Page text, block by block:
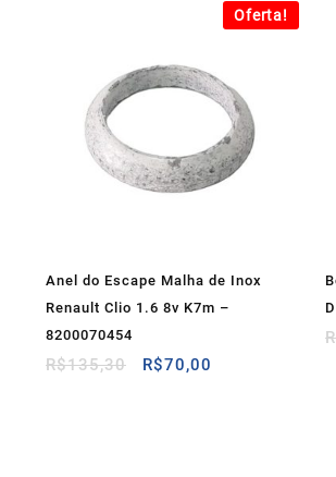
Oferta!
Anel do Escape Malha de Inox
Renault Clio 1.6 8v K7m –
8200070454
R$135,30
O
R$70,00